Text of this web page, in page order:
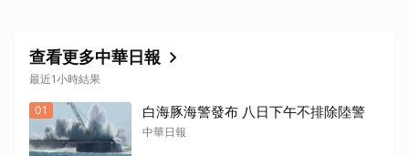
查看更多中華日報
最近1小時結果
01 白海豚海警發布 八日下午不排除陸警
中華日報